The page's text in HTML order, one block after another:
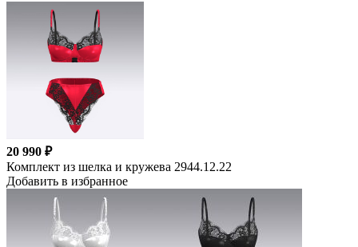
20 990 ₽
Комплект из шелка и кружева 2944.12.22
Добавить в избранное